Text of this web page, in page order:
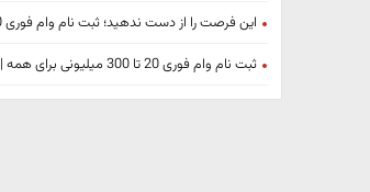
این فرصت را از دست ندهید؛ ثبت نام وام فوری 30 میلیونی بدون ضامن | با اقساط 909 هزار تومانی با سود 4 درصد
ثبت نام وام فوری 20 تا 300 میلیونی برای همه | تا دوبرابر حساب خود وام کالایی بگیرید